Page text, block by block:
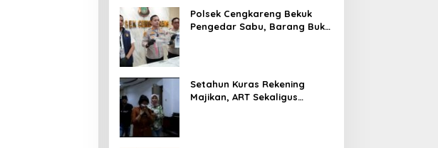
Rusak
Polsek Cengkareng Bekuk
Pengedar Sabu, Barang Bukti
Setahun Kuras Rekening
Majikan, ART Sekaligus